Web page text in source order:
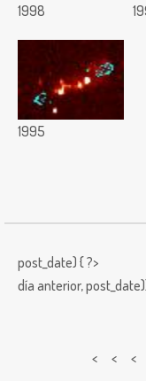
1998
1995
post_date) { ?>
día anterior,
< < <